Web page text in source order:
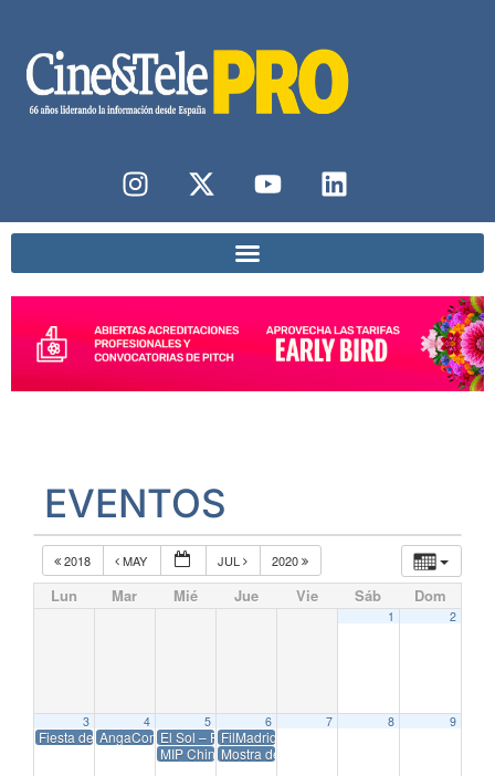
EVENTOS
2018 MAY JUL 2020
Lun Mar Mié Jue Vie Sáb Dom
1 2
3
Fiesta del Cine Primavera – 2019
4
AngaCom 2019
5
El Sol – Festival Iberoamericano de la Comunicación
MIP China 2019
6
FilMadrid – Festival Internacional de Cine
Mostra de Cine Latinoamericano de
7 8 9